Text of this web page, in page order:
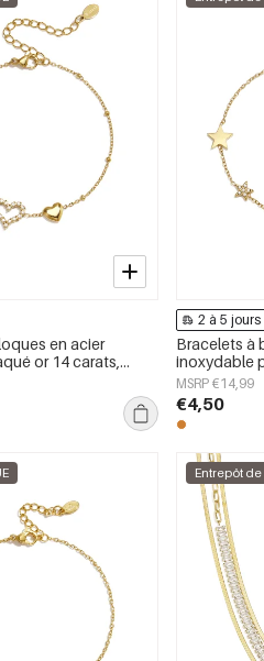
en acier
or 14 carats,
Daily Simple,
2 à 5 jours
Bracelets à
inoxydable
collection
pour femmes
MSRP €14,99
€4,50
Entrepôt de